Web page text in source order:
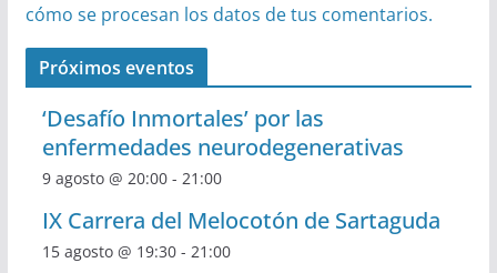
cómo se procesan los datos de tus comentarios.
Próximos eventos
‘Desafío Inmortales’ por las
enfermedades neurodegenerativas
9 agosto @ 20:00- 21:00
IX Carrera del Melocotón de Sartaguda
15 agosto @ 19:30- 21:00